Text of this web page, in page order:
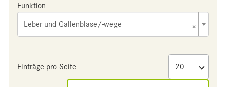
Funktion
×
Leber und Gallenblase/-wege
Einträge pro Seite